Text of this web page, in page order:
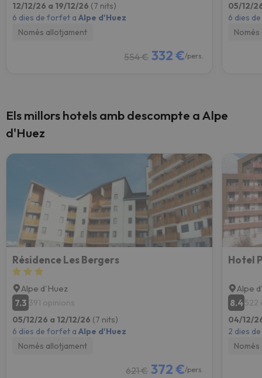
12/12/26 a 19/12/26 (7 nits)
6 dies de forfet a Alpe d'Huez
Només allotjament
554 € 332 €/pers.
05/12/
6 dies
Els millors hotels amb descompte a Alpe
d'Huez
Résidence Les Bergers
Alpe d'Huez
7.3 391 opinions
05/12/26 a 12/12/26 (7 nits)
6 dies de forfet a Alpe d'Huez
Només allotjament
621 € 372 €/pers.
Alpe
8.4522
04/12/
2 dies